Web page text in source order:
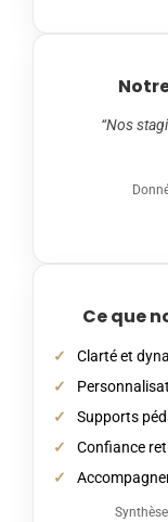
“Nos
Ce que
Clarté et
Supports
Confiance